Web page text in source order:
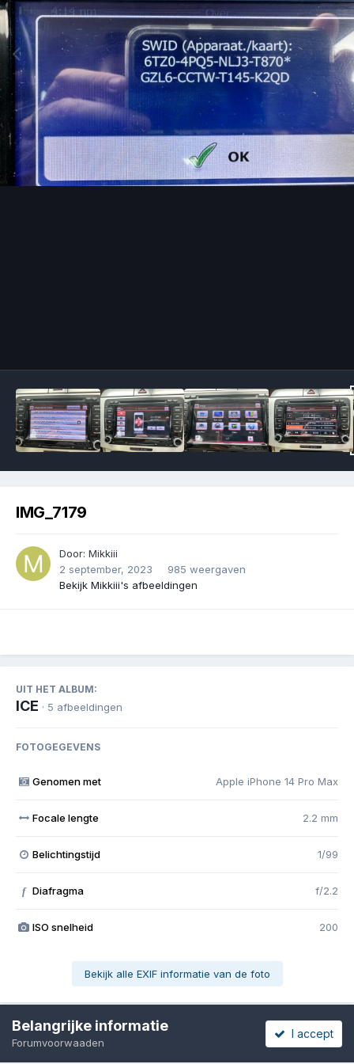
IMG_7179
Door: Mikkiii
2 september, 2023
985 weergaven
Bekijk Mikkiii's afbeeldingen
UIT HET ALBUM:
ICE · 5 afbeeldingen
FOTOGEGEVENS
Genomen met Apple iPhone 14 Pro Max
Focale lengte 2.2 mm
Belichtingstijd 1/99
f Diafragma f/2.2
ISO snelheid 200
Bekijk alle EXIF informatie van de foto
Share 0
Belangrijke informatie
Forumvoorwaaden
I accept